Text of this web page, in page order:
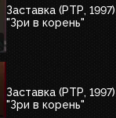
Заставка (РТР, 1997)
"Зри в корень"
Заставка (РТР, 1997)
"Зри в корень"